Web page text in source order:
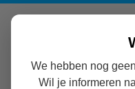
We hebben nog
Wil je informeren